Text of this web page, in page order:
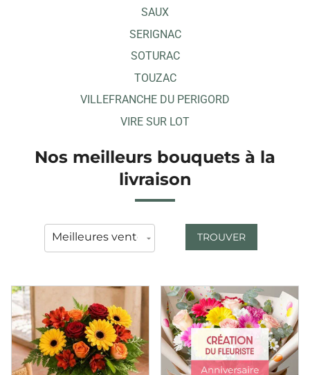
SAUX
SERIGNAC
SOTURAC
TOUZAC
VILLEFRANCHE DU PERIGORD
VIRE SUR LOT
Nos meilleurs bouquets à la
livraison
TROUVER